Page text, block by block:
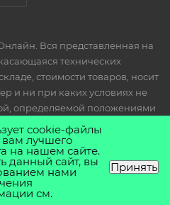
Вся представленная на
технических
стоимости товаров, носит
и ни при каких условиях не
определяемой положениями
кодекса РФ.
cookie-файлы
вам лучшего
на нашем сайте.
данный сайт, вы
нами
см.
Принять